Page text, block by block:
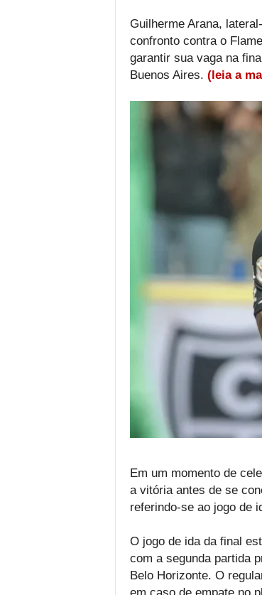
Guilherme Arana,
confronto contra o
garantir sua vaga na
Buenos Aires. (leia a
Em um momento de
a vitória antes de se
referindo-se ao jogo de
O jogo de ida da final
com a segunda partida
Belo Horizonte. O